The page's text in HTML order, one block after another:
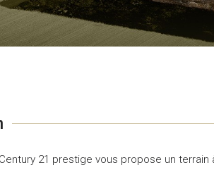
21 prestige vous propose un terrain